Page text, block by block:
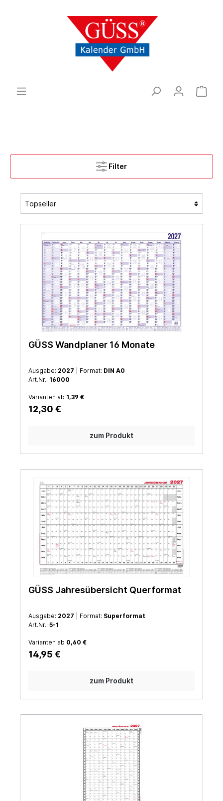
Filter
GÜSS Wandplaner 16 Monate
Ausgabe: 2027 | Format: DIN A0
Art.Nr.: 16000
Varianten ab 1,39 €
12,30 €
zum Produkt
GÜSS Jahresübersicht Querformat
Ausgabe: 2027 | Format: Superformat
Art.Nr.: 5-1
Varianten ab 0,60 €
14,95 €
zum Produkt